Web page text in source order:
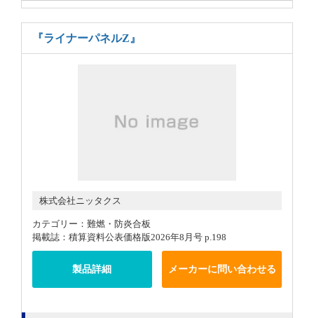
『ライナーパネルZ』
株式会社ニッタクス
カテゴリー：難燃・防炎合板
掲載誌：積算資料公表価格版2026年8月号 p.198
製品詳細 メーカーに問い合わせる